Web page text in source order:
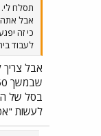
תסלח לי.
אבל אתה
כי זה
לעבוד
אבל צריך
בסל של
לעשות